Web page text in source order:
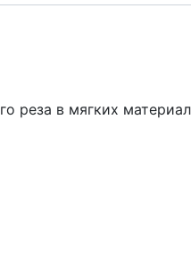
реза в мягких